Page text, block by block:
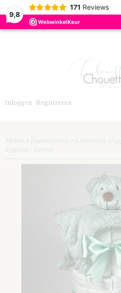
9,8
171 Reviews
Inloggen Registreren
Home > Luiertaarten > Luiertaart
Lagoon - Groen